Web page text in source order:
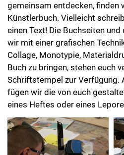
gemeinsam entdecken, finden
Künstlerbuch. Vielleicht
einen Text! Die Buchseiten
wir mit einer grafischen
Collage, Monotypie,
Buch zu bringen, stehen euch
Schriftstempel zur Verfügung.
fügen wir die von euch
eines Heftes oder eines